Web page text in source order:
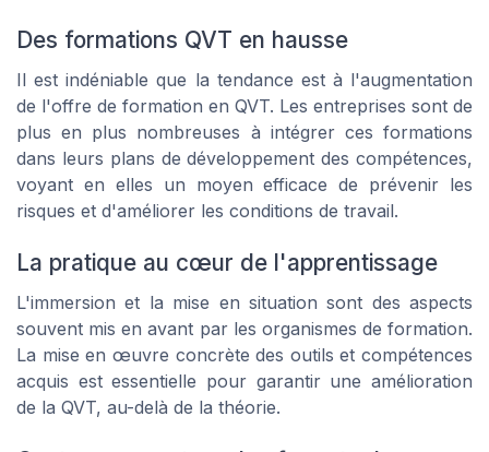
Des formations QVT en hausse
Il est indéniable que la tendance est à l'augmentation
de l'offre de formation en QVT. Les entreprises sont de
plus en plus nombreuses à intégrer ces formations
dans leurs plans de développement des compétences,
voyant en elles un moyen efficace de prévenir les
risques et d'améliorer les conditions de travail.
La pratique au cœur de l'apprentissage
L'immersion et la mise en situation sont des aspects
souvent mis en avant par les organismes de formation.
La mise en œuvre concrète des outils et compétences
acquis est essentielle pour garantir une amélioration
de la QVT, au-delà de la théorie.